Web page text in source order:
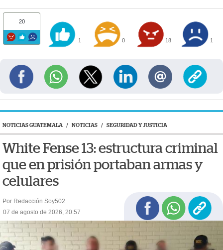
20
1 0 18 1
NOTICIAS GUATEMALA / NOTICIAS / SEGURIDAD Y JUSTICIA
White Fense 13: estructura criminal
que en prisión portaban armas y
celulares
Por Redacción Soy502
07 de agosto de 2026, 20:57